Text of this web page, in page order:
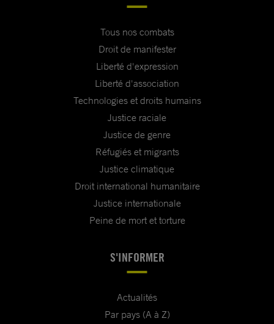
Tous nos combats
Droit de manifester
Liberté d'expression
Liberté d'association
Technologies et droits humains
Justice raciale
Justice de genre
Réfugiés et migrants
Justice climatique
Droit international humanitaire
Justice internationale
Peine de mort et torture
S'INFORMER
Actualités
Par pays (A à Z)